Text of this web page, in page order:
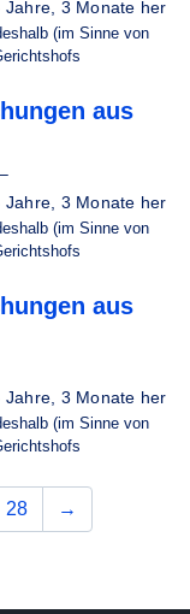
Jahre, 3 Monate her
(im Sinne von
aus
–
Jahre, 3 Monate her
(im Sinne von
aus
Jahre, 3 Monate her
(im Sinne von
Seite)
28 →